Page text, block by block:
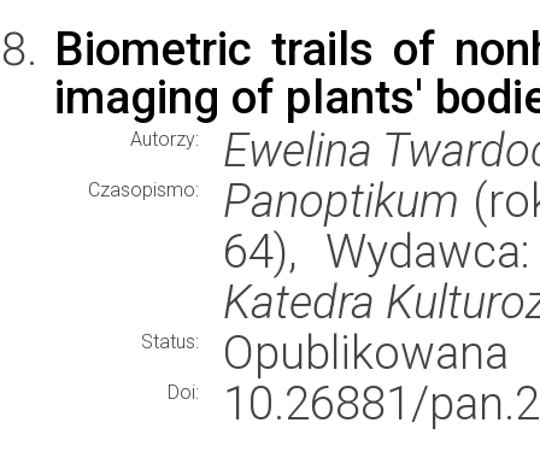
Biometric trails of
imaging of plants'
Autorzy: Ewelina
Czasopismo: Panoptikum
64),
Katedra
Status: Opublikowana
Doi:
10.26881/